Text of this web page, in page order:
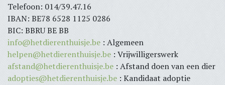
Telefoon: 014/39.47.16
IBAN: BE78 6528 1125 0286
BIC: BBRU BE BB
info@hetdierenthuisje.be : Algemeen
helpen@hetdierenthuisje.be : Vrijwilligerswerk
afstand@hetdierenthuisje.be : Afstand doen van een dier
adopties@hetdierenthuisje.be : Kandidaat adoptie